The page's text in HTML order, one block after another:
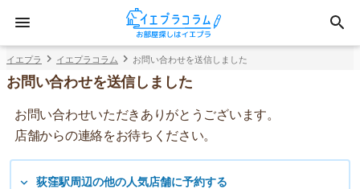
イエプラ イエプラコラム お問い合わせを送信しました
お問い合わせを送信しました
お問い合わせいただきありがとうございます。
店舗からの連絡をお待ちください。
荻窪駅周辺の他の人気店舗に予約する